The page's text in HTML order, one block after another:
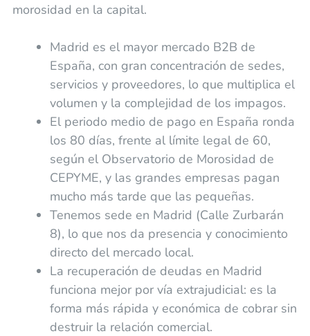
morosidad en la capital.
Madrid es el mayor mercado B2B de
España, con gran concentración de sedes,
servicios y proveedores, lo que multiplica el
volumen y la complejidad de los impagos.
El periodo medio de pago en España ronda
los 80 días, frente al límite legal de 60,
según el Observatorio de Morosidad de
CEPYME, y las grandes empresas pagan
mucho más tarde que las pequeñas.
Tenemos sede en Madrid (Calle Zurbarán
8), lo que nos da presencia y conocimiento
directo del mercado local.
La recuperación de deudas en Madrid
funciona mejor por vía extrajudicial: es la
forma más rápida y económica de cobrar sin
destruir la relación comercial.